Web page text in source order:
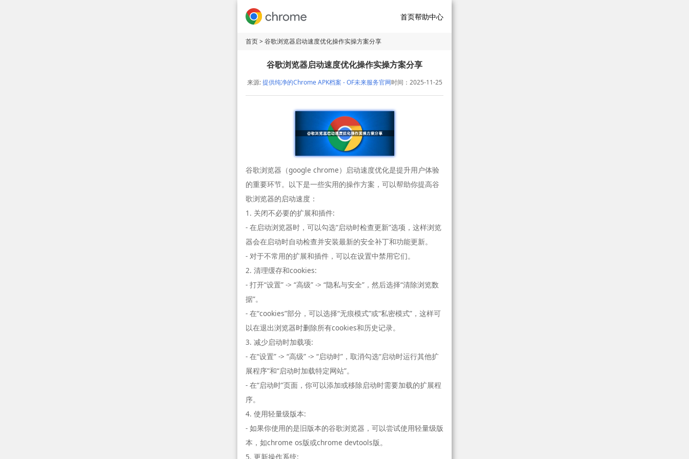
首页帮助中心
首页> 谷歌浏览器启动速度优化操作实操方案分享
谷歌浏览器启动速度优化操作实操方案分享
来源:提供纯净的Chrome APK档案 - OF未来服务官网时间：2025-11-25
谷歌浏览器（google chrome）启动速度优化是提升用户体验
的重要环节。以下是一些实用的操作方案，可以帮助你提高谷
歌浏览器的启动速度：
1. 关闭不必要的扩展和插件:
- 在启动浏览器时，可以勾选“启动时检查更新”选项，这样浏览
器会在启动时自动检查并安装最新的安全补丁和功能更新。
- 对于不常用的扩展和插件，可以在设置中禁用它们。
2. 清理缓存和cookies:
- 打开“设置” -> “高级” -> “隐私与安全”，然后选择“清除浏览数
据”。
- 在“cookies”部分，可以选择“无痕模式”或“私密模式”，这样可
以在退出浏览器时删除所有cookies和历史记录。
3. 减少启动时加载项:
- 在“设置” -> “高级” -> “启动时”，取消勾选“启动时运行其他扩
展程序”和“启动时加载特定网站”。
- 在“启动时”页面，你可以添加或移除启动时需要加载的扩展程
序。
4. 使用轻量级版本:
- 如果你使用的是旧版本的谷歌浏览器，可以尝试使用轻量级版
本，如chrome os版或chrome devtools版。
5. 更新操作系统: